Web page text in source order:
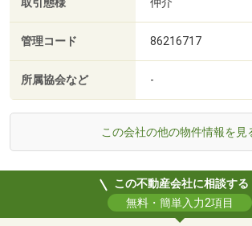
管理コード 86216717
所属協会など -
この会社の他の物件情報を見
この不動産会社に相談する
無料・簡単入力2項目